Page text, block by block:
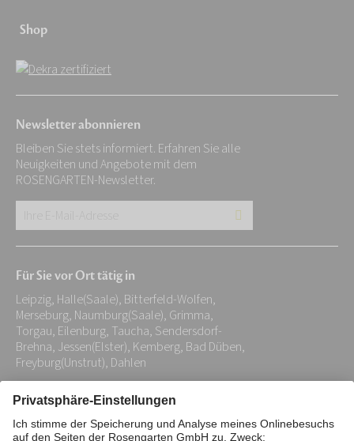
Shop
Newsletter abonnieren
Bleiben Sie stets informiert. Erfahren Sie alle
Neuigkeiten und Angebote mit dem
ROSENGARTEN-Newsletter.
Adresse:
*
Für Sie vor Ort tätig in
Leipzig, Halle(Saale), Bitterfeld-Wolfen,
Merseburg, Naumburg(Saale), Grimma,
Torgau, Eilenburg, Taucha, Sendersdorf-
Brehna, Jessen(Elster), Kemberg, Bad Düben,
Freyburg(Unstrut), Dahlen
Impressum Datenschutz
Stiftung